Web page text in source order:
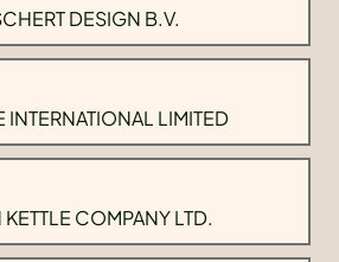
DESIGN B.V.
INTERNATIONAL LIMITED
COMPANY LTD.